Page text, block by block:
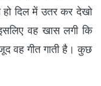
हो दिल में उतर कर देखो
वह खास लगी कि
वह गीत गाती है। कुछ